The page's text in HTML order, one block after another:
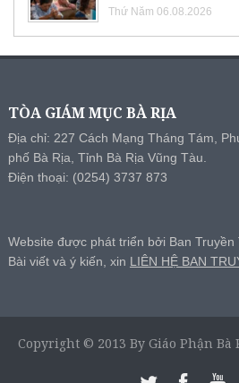
Thứ Năm 06.08.2026
TÒA GIÁM MỤC BÀ RỊA
Địa chỉ: 227 Cách Mạng Tháng Tám,
phố Bà Rịa, Tỉnh Bà Rịa Vũng Tàu.
Điện thoại: (0254) 3737 873
Website được phát triển bởi Ban Truyền
Bài viết và ý kiến, xin LIÊN HỆ BAN
Copyright © 2013 By Giáo Phận